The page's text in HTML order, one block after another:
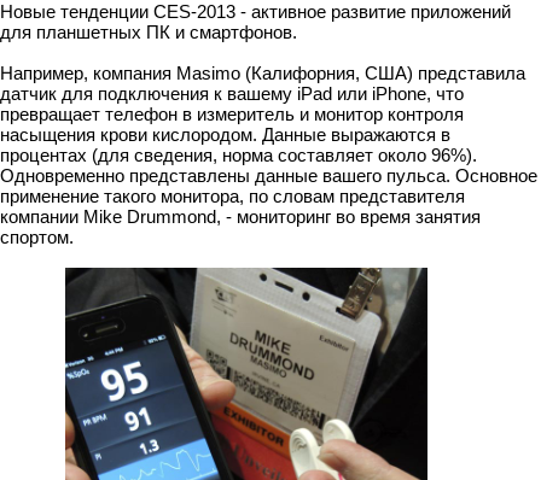
Новые тенденции CES-2013 - активное развитие приложений
для планшетных ПК и смартфонов.
Например, компания Masimo (Калифорния, США) представила
датчик для подключения к вашему iPad или iPhone, что
превращает телефон в измеритель и монитор контроля
насыщения крови кислородом. Данные выражаются в
процентах (для сведения, норма составляет около 96%).
Одновременно представлены данные вашего пульса. Основное
применение такого монитора, по словам представителя
компании Mike Drummond, - мониторинг во время занятия
спортом.